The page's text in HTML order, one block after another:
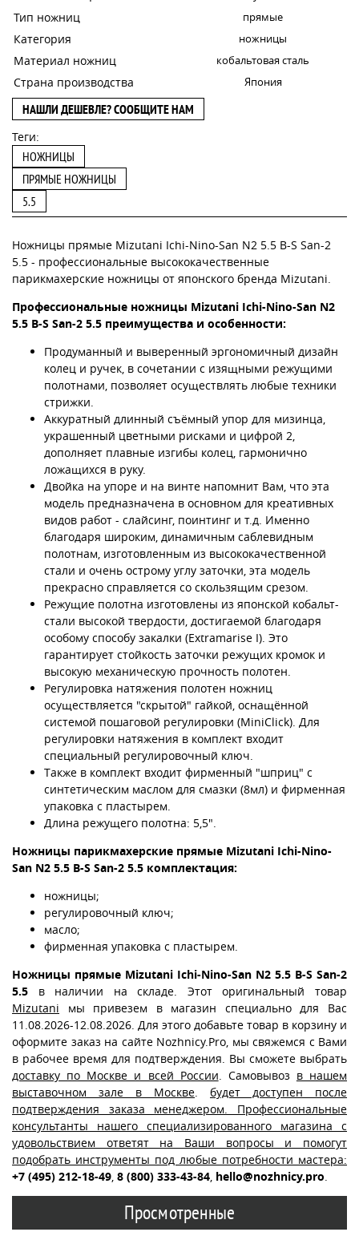
Тип ножниц прямые
Категория ножницы
Материал ножниц кобальтовая сталь
Страна производства Япония
НАШЛИ ДЕШЕВЛЕ? СООБЩИТЕ НАМ
Теги:
НОЖНИЦЫ
ПРЯМЫЕ НОЖНИЦЫ
5.5
Ножницы прямые Mizutani Ichi-Nino-San N2 5.5 B-S San-2
5.5 - профессиональные высококачественные
парикмахерские ножницы от японского бренда Mizutani.
Профессиональные ножницы Mizutani Ichi-Nino-San N2
5.5 B-S San-2 5.5 преимущества и особенности:
Продуманный и выверенный эргономичный дизайн
колец и ручек, в сочетании с изящными режущими
полотнами, позволяет осуществлять любые техники
стрижки.
Аккуратный длинный съёмный упор для мизинца,
украшенный цветными рисками и цифрой 2,
дополняет плавные изгибы колец, гармонично
ложащихся в руку.
Двойка на упоре и на винте напомнит Вам, что эта
модель предназначена в основном для креативных
видов работ - слайсинг, поинтинг и т.д. Именно
благодаря широким, динамичным саблевидным
полотнам, изготовленным из высококачественной
стали и очень острому углу заточки, эта модель
прекрасно справляется со скользящим срезом.
Режущие полотна изготовлены из японской кобальт-
стали высокой твердости, достигаемой благодаря
особому способу закалки (Extramarise I). Это
гарантирует стойкость заточки режущих кромок и
высокую механическую прочность полотен.
Регулировка натяжения полотен ножниц
осуществляется "скрытой" гайкой, оснащённой
системой пошаговой регулировки (MiniClick). Для
регулировки натяжения в комплект входит
специальный регулировочный ключ.
Также в комплект входит фирменный "шприц" с
синтетическим маслом для смазки (8мл) и фирменная
упаковка с пластырем.
Длина режущего полотна: 5,5".
Ножницы парикмахерские прямые Mizutani Ichi-Nino-
San N2 5.5 B-S San-2 5.5 комплектация:
ножницы;
регулировочный ключ;
масло;
фирменная упаковка с пластырем.
Ножницы прямые Mizutani Ichi-Nino-San N2 5.5 B-S San-2
5.5 в наличии на складе. Этот оригинальный товар
Mizutani мы привезем в магазин специально для Вас
11.08.2026-12.08.2026. Для этого добавьте товар в корзину и
оформите заказ на сайте Nozhnicy.Pro, мы свяжемся с Вами
в рабочее время для подтверждения. Вы сможете выбрать
доставку по Москве и всей России . Самовывоз в нашем
выставочном зале в Москве
будет доступен после
подтверждения заказа менеджером. Профессиональные
консультанты нашего специализированного магазина с
удовольствием ответят на Ваши вопросы и помогут
подобрать инструменты под любые потребности мастера:
+7 (495) 212-18-49 8 (800) 333-43-84 hello@nozhnicy.pro
Просмотренные